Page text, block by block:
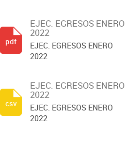
EJEC. EGRESOS ENERO
2022
EJEC. EGRESOS ENERO
2022
pdf
EJEC. EGRESOS ENERO
2022
EJEC. EGRESOS ENERO
2022
csv